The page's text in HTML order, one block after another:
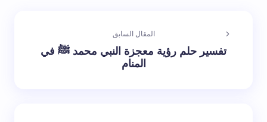
المقال السابق
تفسير حلم رؤية معجزة النبي محمد ﷺ في
المنام